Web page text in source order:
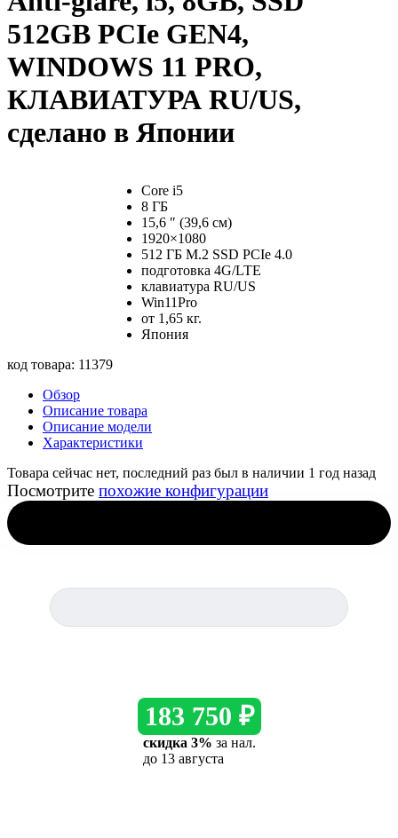
512GB PCIe GEN4,
WINDOWS 11 PRO,
КЛАВИАТУРА RU/US,
сделано в Японии
Core i5
8 ГБ
15,6 ″ (39,6 см)
1920×1080
512 ГБ M.2 SSD PCIe 4.0
подготовка 4G/LTE
клавиатура RU/US
Win11Pro
от 1,65 кг.
Япония
код товара: 11379
Обзор
Описание товара
Описание модели
Характеристики
Товара сейчас нет, последний раз был в наличии 1 год назад
Посмотрите похожие конфигурации
183 750 ₽
скидка 3% за нал.
до 13 августа